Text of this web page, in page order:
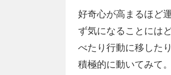
好奇心が高まるほど
ず気になることには
べたり行動に移した
積極的に動いてみて。